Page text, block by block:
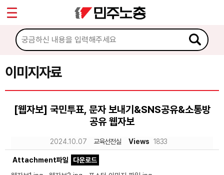
이미지자료
[웹자보] 국민투표, 문자 보내기&SNS공유&소통방
공유 웹자보
2024.10.07 교육선전실 Views 1833
Attachment파일
다운로드
마이페이지
소개
소식
문서자료
이미지자료
Sketchbook5, 스케치북5
Sketchbook5, 스케치북5